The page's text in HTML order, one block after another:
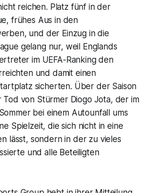
reichen. Platz fünf in der
frühes Aus in den
und der Einzug in die
gelang nur, weil Englands
im UEFA-Ranking den
und damit einen
sicherten. Über der Saison
Tod von Stürmer Diogo Jota, der im
bei einem Autounfall ums
Spielzeit, die sich nicht in eine
lässt, sondern in der zu vieles
und alle Beteiligten